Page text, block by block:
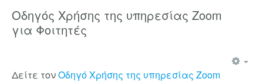
Οδηγός Χρήσης της υπηρεσίας Zoom
για Φοιτητές
Δείτε τονΟδηγό Χρήσης της υπηρεσίας Zoom